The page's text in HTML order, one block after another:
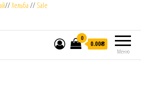
//Хельба // Sale
Меню
0
0.00₴